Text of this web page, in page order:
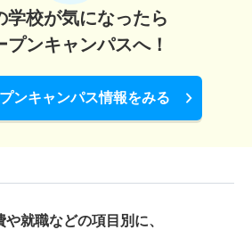
学校が気になったら
プンキャンパスへ！
ンキャンパス情報をみる
や就職などの項目別に、